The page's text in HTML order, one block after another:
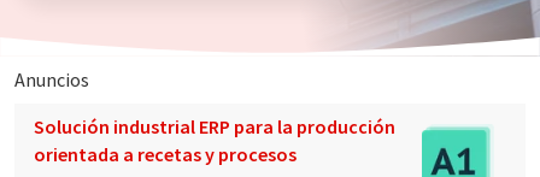
Anuncios
Solución industrial ERP para la producción
orientada a recetas y procesos